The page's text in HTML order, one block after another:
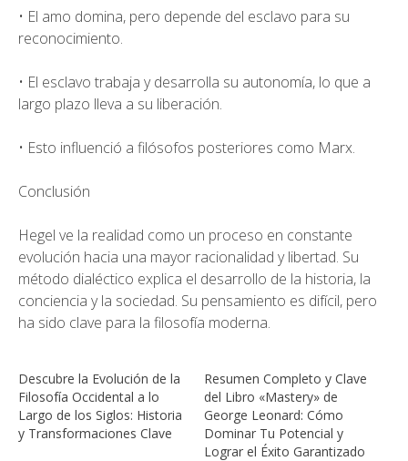
• El amo domina, pero depende del esclavo para su
reconocimiento.
• El esclavo trabaja y desarrolla su autonomía, lo que a
largo plazo lleva a su liberación.
• Esto influenció a filósofos posteriores como Marx.
Conclusión
Hegel ve la realidad como un proceso en constante
evolución hacia una mayor racionalidad y libertad. Su
método dialéctico explica el desarrollo de la historia, la
conciencia y la sociedad. Su pensamiento es difícil, pero
ha sido clave para la filosofía moderna.
Descubre la Evolución de la
Filosofía Occidental a lo
Largo de los Siglos: Historia
y Transformaciones Clave
Resumen Completo y Clave
del Libro «Mastery» de
George Leonard: Cómo
Dominar Tu Potencial y
Lograr el Éxito Garantizado